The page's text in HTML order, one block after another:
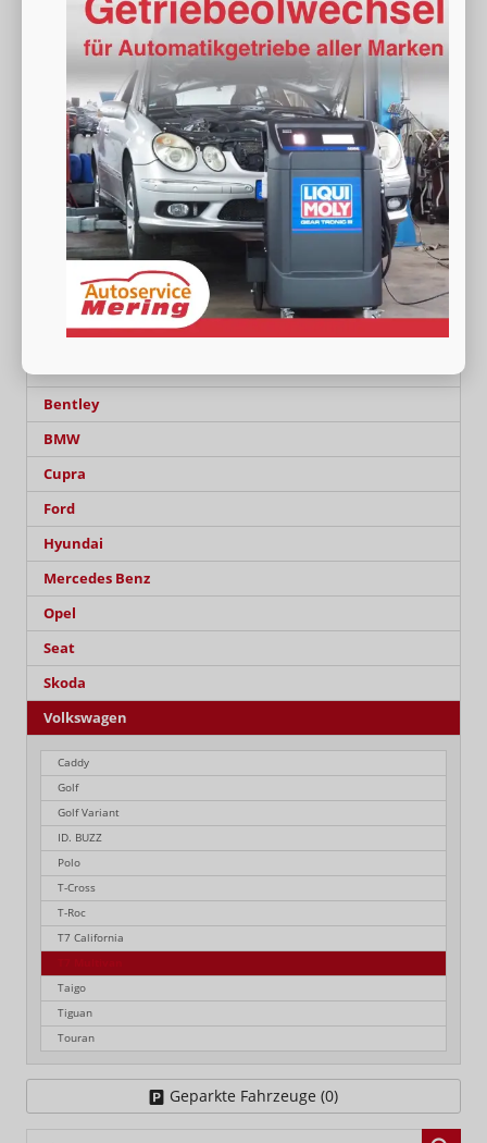
19051 Getriebe
Doppelkupplungsgetriebe (DSG)
Hybrid Benzin Außenfarbe Deep Black Perleffekt
180 kW (245 PS) Kilometerstand 20 km
07.05.2026
87.240,– €
incl. 19% MwSt.
Wir rufen Sie an
Fahrzeugexposé (PDF)
Fahrzeug parken
Energieverbrauch (gewichtet, kombiniert):
1,10 l/100km + 21,90 kWh/100km
Kraftstoffverbrauch bei entladener Batterie
kombiniert:7,50 l/100km
Stromverbrauch bei rein elektrischem Betrieb
kombiniert: 23,60 kWh/100km
Elektrische Reichweite (EAER):
84 km
-Klasse (gewichtet, kombiniert):
-Klasse bei entladener Batterie: G
2-Emissionen (gewichtet, kombiniert):
Bentley
BMW
Cupra
Ford
Hyundai
Mercedes Benz
Opel
Seat
Skoda
Volkswagen
Caddy
Golf
Golf Variant
ID. BUZZ
Polo
T-Cross
T-Roc
T7 California
Taigo
Tiguan
Touran
Geparkte Fahrzeuge (0)